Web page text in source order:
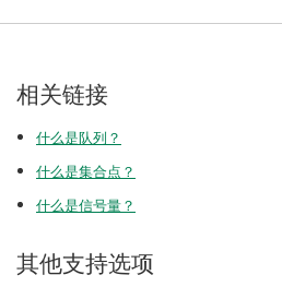
相关链接
什么是队列？
什么是集合点？
什么是信号量？
其他支持选项